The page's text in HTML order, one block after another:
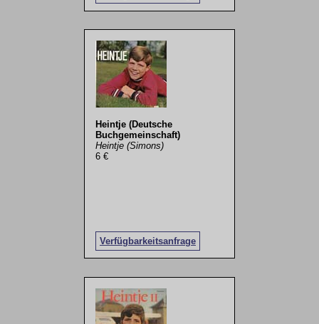
Heintje (Deutsche
Buchgemeinschaft)
Heintje (Simons)
6 €
Verfügbarkeitsanfrage